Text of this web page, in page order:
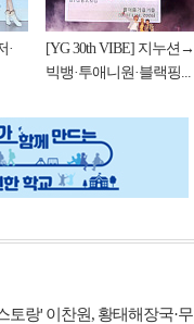
·
[YG 30th VIBE] 지누션→
빅뱅·투애니원·블랙핑...
토랑' 이찬원, 황태해장국·무